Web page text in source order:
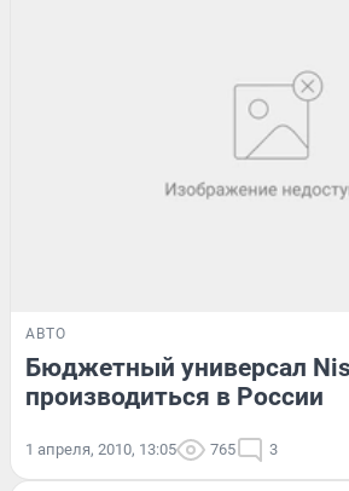
АВТО
Бюджетный универсал
производиться в России
1 апреля, 2010, 13:05 765 3